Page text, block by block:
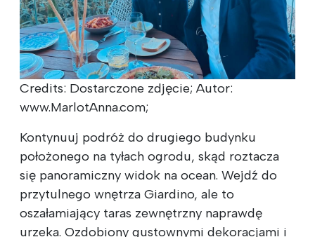
Credits: Dostarczone zdjęcie; Autor:
www.MarlotAnna.com;
Kontynuuj podróż do drugiego budynku
położonego na tyłach ogrodu, skąd roztacza
się panoramiczny widok na ocean. Wejdź do
przytulnego wnętrza Giardino, ale to
oszałamiający taras zewnętrzny naprawdę
urzeka. Ozdobiony gustownymi dekoracjami i